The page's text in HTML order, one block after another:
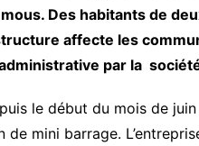
Des habitants de
affecte les
par la
le début du mois de
de mini barrage.